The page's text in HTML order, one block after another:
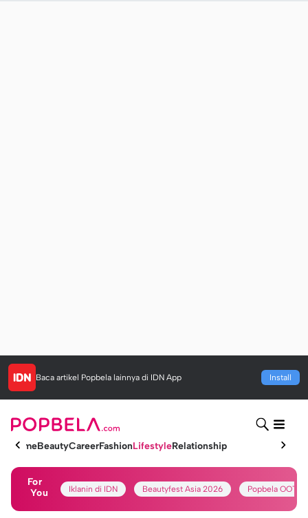
Baca artikel Popbela lainnya di IDN App Install
HomeBeautyCareerFashionLifestyleRelationship
For
You
Iklanin di IDN Beautyfest Asia 2026 Popbela OOTD